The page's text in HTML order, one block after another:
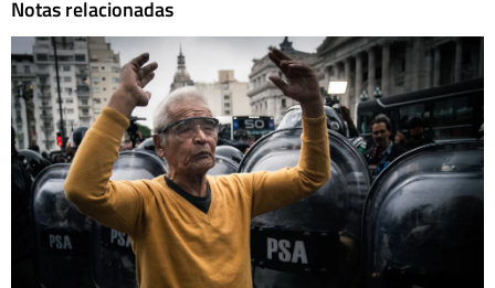
Notas relacionadas